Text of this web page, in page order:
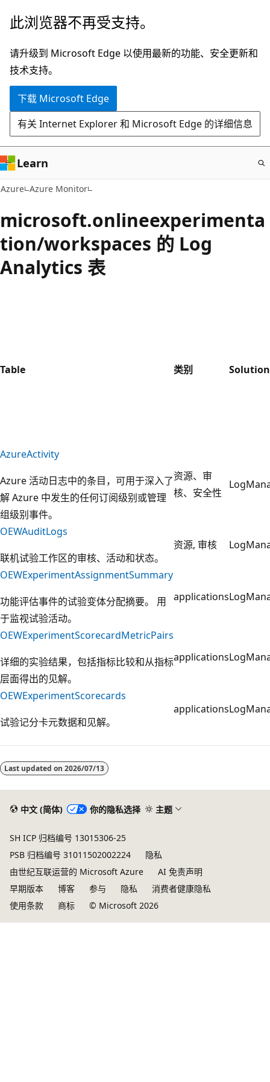
跳
主
要
内
此浏览器不再受支持。
请升级到 Microsoft Edge 以使用最新的功能、安全更新和
技术支持。
下载 Microsoft Edge
有关 Internet Explorer 和 Microsoft Edge 的详细信息
Learn
Azure Azure Monitor
microsoft.onlineexperimenta
tion/workspaces 的 Log
Analytics 表
Table 类别
AzureActivity
Azure 活动日志中的条目，可用于深入了
解 Azure 中发生的任何订阅级别或管理
组级别事件。
资源、审
核、安全性
OEWAuditLogs
联机试验工作区的审核、活动和状态。
资源, 审核
OEWExperimentAssignmentSummary
功能评估事件的试验变体分配摘要。 用
于监视试验活动。
applications
OEWExperimentScorecardMetricPairs
详细的实验结果，包括指标比较和从指标
层面得出的见解。
applications
OEWExperimentScorecards
试验记分卡元数据和见解。
applications
模
式
Last updated on 2026/07/13
中文 (简体) 你的隐私选择 主题
SH ICP 归档编号 13015306-25
PSB 归档编号 31011502002224
隐私
由世纪互联运营的 Microsoft Azure
AI 免责声明
早期版本
博客 参与 隐私
消费者健康隐私
使用条款
商标 © Microsoft 2026